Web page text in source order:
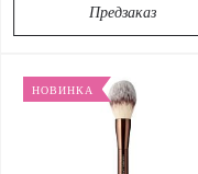
Предзаказ
НОВИНКА